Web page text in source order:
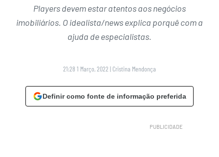
Players devem estar atentos aos negócios
imobiliários. O idealista/news explica porquê com a
ajuda de especialistas.
21:28 1 Março, 2022 | Cristina Mendonça
Definir como fonte de informação preferida